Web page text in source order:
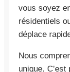
vous soyez
résidentiels
déplace
Nous
unique.